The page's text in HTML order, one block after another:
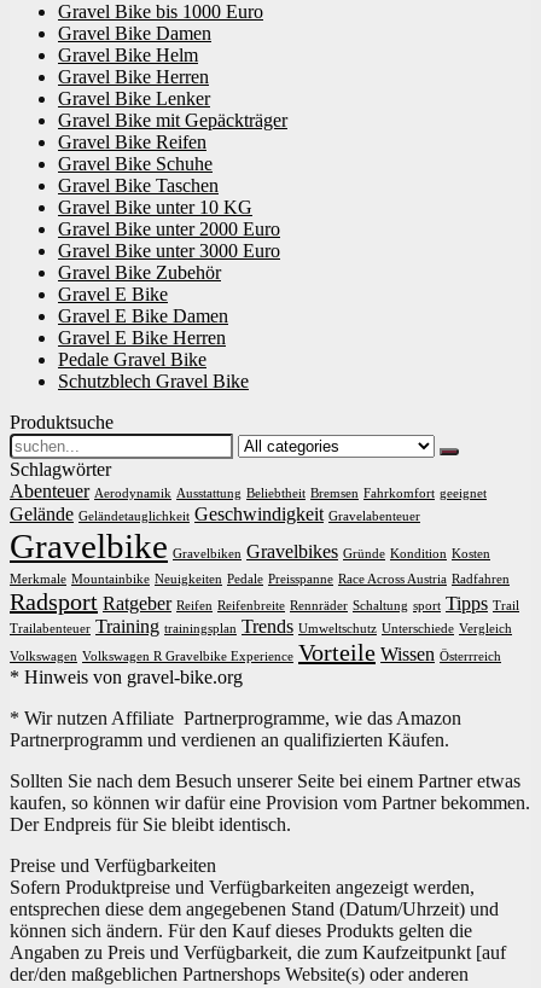
Gravel Bike bis 1000 Euro
Gravel Bike Damen
Gravel Bike Helm
Gravel Bike Herren
Gravel Bike Lenker
Gravel Bike mit Gepäckträger
Gravel Bike Reifen
Gravel Bike Schuhe
Gravel Bike Taschen
Gravel Bike unter 10 KG
Gravel Bike unter 2000 Euro
Gravel Bike unter 3000 Euro
Gravel Bike Zubehör
Gravel E Bike
Gravel E Bike Damen
Gravel E Bike Herren
Pedale Gravel Bike
Schutzblech Gravel Bike
Produktsuche
Search
for:
Schlagwörter
Abenteuer Aerodynamik Ausstattung Beliebtheit Bremsen Fahrkomfort geeignet
Gelände Geländetauglichkeit Geschwindigkeit Gravelabenteuer
Gravelbike Gravelbiken Gravelbikes Gründe Kondition Kosten
Merkmale Mountainbike Neuigkeiten Pedale Preisspanne Race Across Austria Radfahren
Radsport Ratgeber Reifen Reifenbreite Rennräder Schaltung sport Tipps Trail
Trailabenteuer Training trainingsplan Trends Umweltschutz Unterschiede Vergleich
Volkswagen Volkswagen R Gravelbike Experience Vorteile Wissen Österrreich
* Hinweis von gravel-bike.org
* Wir nutzen Affiliate Partnerprogramme, wie das Amazon
Partnerprogramm und verdienen an qualifizierten Käufen.
Sollten Sie nach dem Besuch unserer Seite bei einem Partner etwas
kaufen, so können wir dafür eine Provision vom Partner bekommen.
Der Endpreis für Sie bleibt identisch.
Preise und Verfügbarkeiten
Sofern Produktpreise und Verfügbarkeiten angezeigt werden,
entsprechen diese dem angegebenen Stand (Datum/Uhrzeit) und
können sich ändern. Für den Kauf dieses Produkts gelten die
Angaben zu Preis und Verfügbarkeit, die zum Kaufzeitpunkt [auf
der/den maßgeblichen Partnershops Website(s) oder anderen